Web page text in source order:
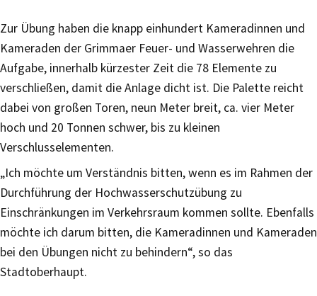
Zur Übung haben die knapp einhundert Kameradinnen und
Kameraden der Grimmaer Feuer- und Wasserwehren die
Aufgabe, innerhalb kürzester Zeit die 78 Elemente zu
verschließen, damit die Anlage dicht ist. Die Palette reicht
dabei von großen Toren, neun Meter breit, ca. vier Meter
hoch und 20 Tonnen schwer, bis zu kleinen
Verschlusselementen.
„Ich möchte um Verständnis bitten, wenn es im Rahmen der
Durchführung der Hochwasserschutzübung zu
Einschränkungen im Verkehrsraum kommen sollte. Ebenfalls
möchte ich darum bitten, die Kameradinnen und Kameraden
bei den Übungen nicht zu behindern“, so das
Stadtoberhaupt.